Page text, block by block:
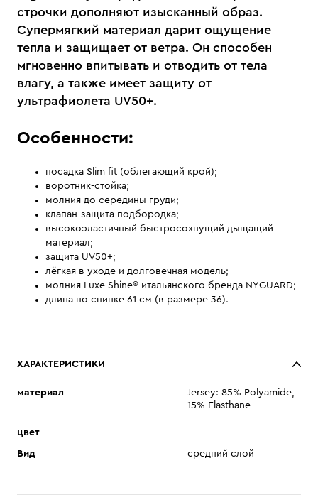
строчки дополняют изысканный образ.
Супермягкий материал дарит ощущение
тепла и защищает от ветра. Он способен
мгновенно впитывать и отводить от тела
влагу, а также имеет защиту от
ультрафиолета UV50+.
Особенности:
посадка Slim fit (облегающий крой);
воротник-стойка;
молния до середины груди;
клапан-защита подбородка;
высокоэластичный быстросохнущий дыщащий
материал;
защита UV50+;
лёгкая в уходе и долговечная модель;
молния Luxe Shine® итальянского бренда NYGUARD;
длина по спинке 61 см (в размере 36).
ХАРАКТЕРИСТИКИ
материал
Jersey: 85% Polyamide,
15% Elasthane
цвет
Вид средний слой